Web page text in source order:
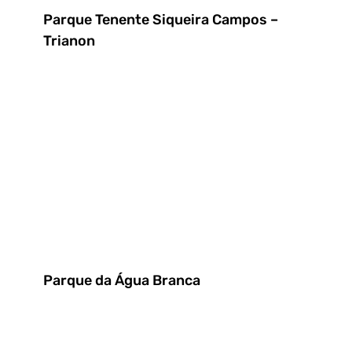
Parque Tenente Siqueira Campos –
Trianon
Parque da Água Branca